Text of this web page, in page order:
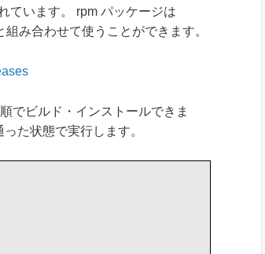
ています。 rpm パッケージは
み合わせて使うことができます。
でビルド・インストールできま
た状態で実行します。